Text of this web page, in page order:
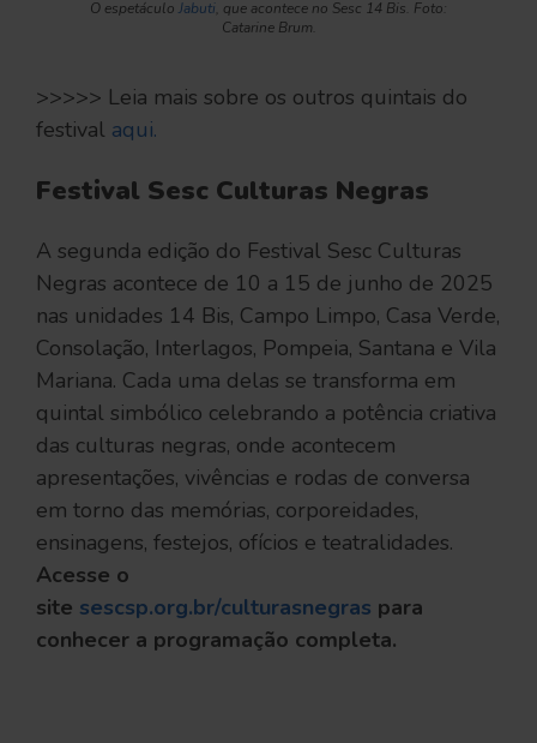
O espetáculo Jabuti , que acontece no Sesc 14 Bis. Foto:
Catarine Brum.
>>>>> Leia mais sobre os outros quintais do
festival aqui.
Festival Sesc Culturas Negras
A segunda edição do Festival Sesc Culturas
Negras acontece de 10 a 15 de junho de 2025
nas unidades 14 Bis, Campo Limpo, Casa Verde,
Consolação, Interlagos, Pompeia, Santana e Vila
Mariana. Cada uma delas se transforma em
quintal simbólico celebrando a potência criativa
das culturas negras, onde acontecem
apresentações, vivências e rodas de conversa
em torno das memórias, corporeidades,
ensinagens, festejos, ofícios e teatralidades.
Acesse o
site sescsp.org.br/culturasnegras para
conhecer a programação completa.